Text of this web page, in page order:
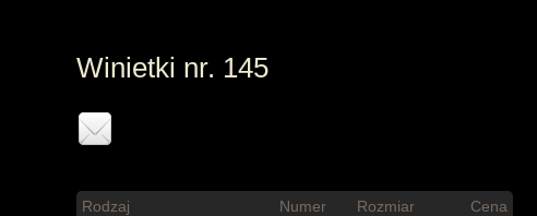
Winietki nr. 145
Rodzaj Numer Rozmiar Cena